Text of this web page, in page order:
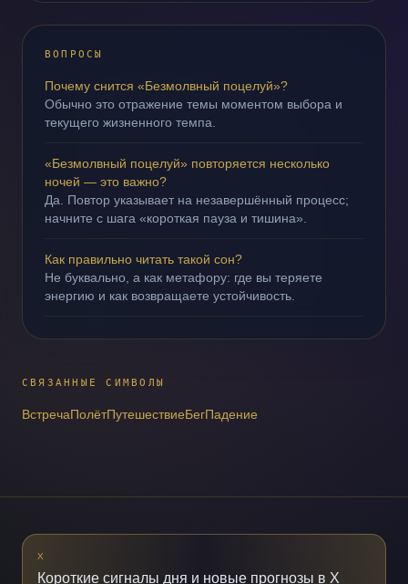
ВОПРОСЫ
Почему снится «Безмолвный поцелуй»?
Обычно это отражение темы моментом выбора и
текущего жизненного темпа.
«Безмолвный поцелуй» повторяется несколько
ночей — это важно?
Да. Повтор указывает на незавершённый процесс;
начните с шага «короткая пауза и тишина».
Как правильно читать такой сон?
Не буквально, а как метафору: где вы теряете
энергию и как возвращаете устойчивость.
СВЯЗАННЫЕ СИМВОЛЫ
ВстречаПолётПутешествиеБегПадение
X
Короткие сигналы дня и новые прогнозы в X